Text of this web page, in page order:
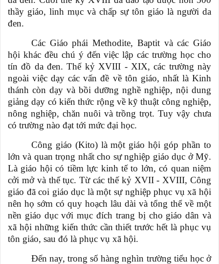
thầy giáo, linh mục và chấp sự tôn giáo là người da
đen.
Các Giáo phái Methodite, Baptit và các Giáo
hội khác đều chú ý đến việc lập các trường học cho
tín đồ da đen. Thế kỷ XVIII - XIX, các trường này
ngoài việc dạy các vấn đề về tôn giáo, nhất là Kinh
thánh còn dạy và bồi dưỡng nghề nghiệp, nội dung
giảng dạy có kiến thức rộng về kỹ thuật công nghiệp,
nông nghiệp, chăn nuôi và trồng trọt. Tuy vậy chưa
có trường nào đạt tới mức đại học.
Công giáo (Kito) là một giáo hội góp phần to
lớn và quan trọng nhất cho sự nghiệp giáo dục ở Mỹ.
Là giáo hội có tiềm lực kinh tế to lớn, có quan niệm
cởi mở và thế tục. Từ các thế kỷ XVII - XVIII, Công
giáo đã coi giáo dục là một sự nghiệp phục vụ xã hội
nên họ sớm có quy hoạch lâu dài và tổng thể về một
nền giáo dục với mục đích trang bị cho giáo dân và
xã hội những kiến thức cần thiết trước hết là phục vụ
tôn giáo, sau đó là phục vụ xã hội.
Đến nay, trong số hàng nghìn trường tiểu học ở